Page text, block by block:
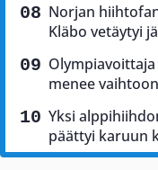
Norjan
Kläbo vetäytyi
menee vaihtoon
Yksi
päättyi karuun